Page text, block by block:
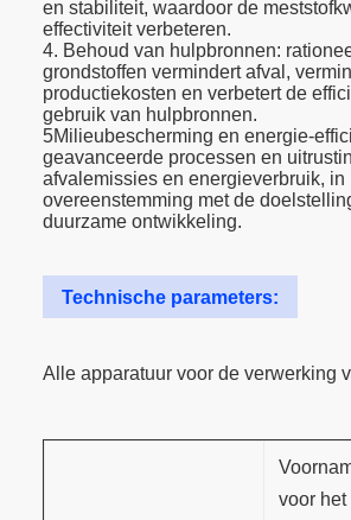
en stabiliteit, waardoor de
effectiviteit verbeteren.
4. Behoud van hulpbronnen:
grondstoffen vermindert afval,
productiekosten en verbetert de
gebruik van hulpbronnen.
5Milieubescherming en energie-
geavanceerde processen en
afvalemissies en energieverbruik, in
overeenstemming met de
duurzame ontwikkeling.
Technische parameters:
Alle apparatuur voor de verwerking
voor het